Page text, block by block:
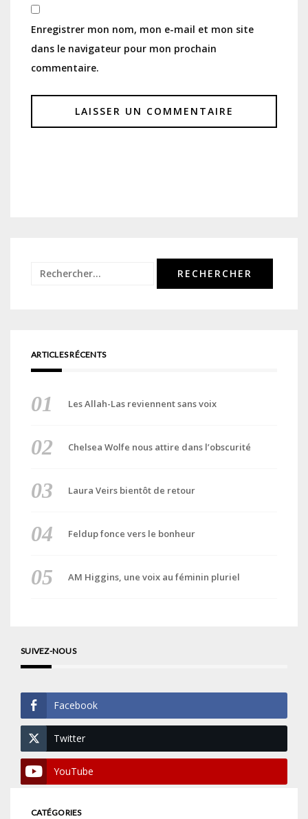
Enregistrer mon nom, mon e-mail et mon site
dans le navigateur pour mon prochain
commentaire.
Rechercher :
ARTICLES RÉCENTS
Les Allah-Las reviennent sans voix
Chelsea Wolfe nous attire dans l’obscurité
Laura Veirs bientôt de retour
Feldup fonce vers le bonheur
AM Higgins, une voix au féminin pluriel
SUIVEZ-NOUS
Facebook
Twitter
YouTube
CATÉGORIES